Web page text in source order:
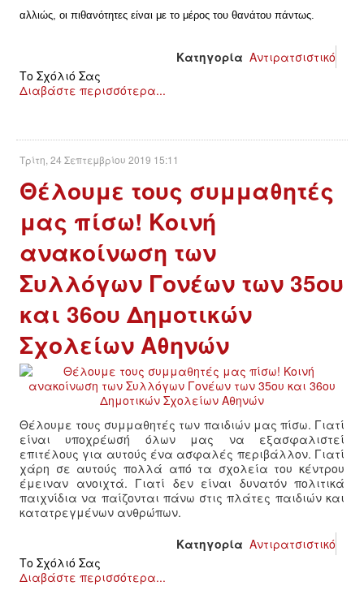
αλλιώς, οι πιθανότητες είναι με το μέρος του θανάτου πάντως.
Κατηγορία Αντιρατσιστικό
Το Σχόλιό Σας
Διαβάστε περισσότερα...
Τρίτη, 24 Σεπτεμβρίου 2019 15:11
Θέλουμε τους συμμαθητές
μας πίσω! Κοινή
ανακοίνωση των
Συλλόγων Γονέων των 35ου
και 36ου Δημοτικών
Σχολείων Αθηνών
Θέλουμε τους συμμαθητές των παιδιών μας πίσω. Γιατί
είναι υποχρέωσή όλων μας να εξασφαλιστεί
επιτέλους για αυτούς ένα ασφαλές περιβάλλον. Γιατί
χάρη σε αυτούς πολλά από τα σχολεία του κέντρου
έμειναν ανοιχτά. Γιατί δεν είναι δυνατόν πολιτικά
παιχνίδια να παίζονται πάνω στις πλάτες παιδιών και
κατατρεγμένων ανθρώπων.
Κατηγορία Αντιρατσιστικό
Το Σχόλιό Σας
Διαβάστε περισσότερα...